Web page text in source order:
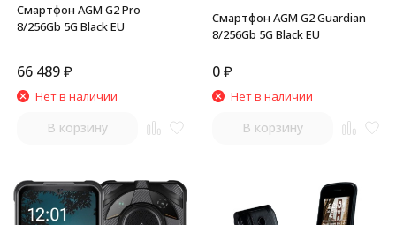
Смартфон AGM G2 Pro
8/256Gb 5G Black EU
66 489₽
Нет в наличии
В корзину
Смартфон AGM G2 Guardian
8/256Gb 5G Black EU
0₽
Нет в наличии
В корзину